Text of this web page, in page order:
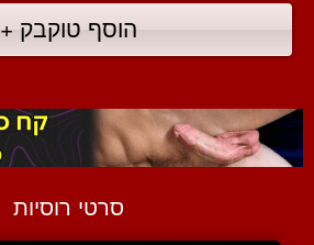
הוסף טוקבק +
סרטי רוסיות